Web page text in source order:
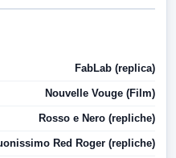
FabLab (replica)
Nouvelle Vouge (Film)
Rosso e Nero (repliche)
Red Roger (repliche)